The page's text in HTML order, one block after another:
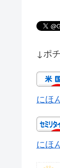
↓ポ
にほ
にほ